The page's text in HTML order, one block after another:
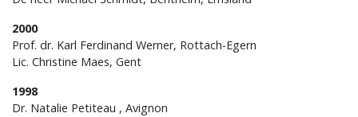
2000
Prof. dr. Karl Ferdinand Werner, Rottach-Egern
Lic. Christine Maes, Gent
1998
Dr. Natalie Petiteau , Avignon